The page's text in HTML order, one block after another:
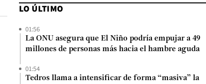
LO ÚLTIMO
01:56
La ONU asegura que El Niño podría empujar a 49
millones de personas más hacia el hambre aguda
01:54
Tedros llama a intensificar de forma “masiva” la